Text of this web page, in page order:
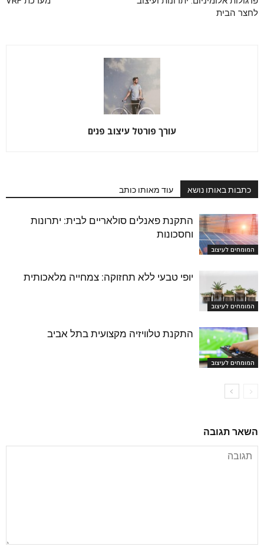
לחצר הבית
עורך פורטל עיצוב פנים
כתבות באותו נושא עוד מאותו כותב
המומחים לעיצוב
התקנת פאנלים סולאריים לבית: יתרונות
וחסכונות
המומחים לעיצוב
יופי טבעי ללא תחזוקה: צמחייה מלאכותית
המומחים לעיצוב
התקנת טלוויזיה מקצועית בתל אביב
השאר תגובה